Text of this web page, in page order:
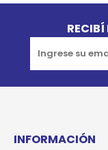
RECIBÍ
INFORMACIÓN